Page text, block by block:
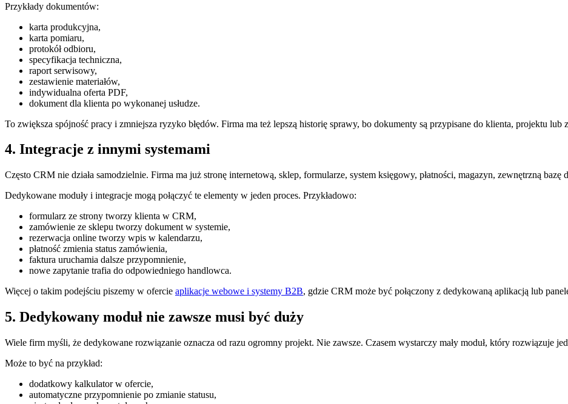
Przykłady dokumentów:
karta produkcyjna,
karta pomiaru,
protokół odbioru,
specyfikacja techniczna,
raport serwisowy,
zestawienie materiałów,
indywidualna oferta PDF,
dokument dla klienta po wykonanej usłudze.
To zwiększa spójność pracy i zmniejsza ryzyko błędów. Firma ma też lepszą historię sprawy, bo dokumenty są przypisane do klienta, projektu lub
4. Integracje z innymi systemami
Często CRM nie działa samodzielnie. Firma ma już stronę internetową, sklep, formularze, system księgowy, płatności, magazyn, zewnętrzną bazę
Dedykowane moduły i integracje mogą połączyć te elementy w jeden proces. Przykładowo:
formularz ze strony tworzy klienta w CRM,
zamówienie ze sklepu tworzy dokument w systemie,
rezerwacja online tworzy wpis w kalendarzu,
płatność zmienia status zamówienia,
faktura uruchamia dalsze przypomnienie,
nowe zapytanie trafia do odpowiedniego handlowca.
Więcej o takim podejściu piszemy w ofercie aplikacje webowe i systemy B2B, gdzie CRM może być połączony z dedykowaną aplikacją lub
5. Dedykowany moduł nie zawsze musi być duży
Wiele firm myśli, że dedykowane rozwiązanie oznacza od razu ogromny projekt. Nie zawsze. Czasem wystarczy mały moduł, który rozwiązuje
Może to być na przykład:
dodatkowy kalkulator w ofercie,
automatyczne przypomnienie po zmianie statusu,